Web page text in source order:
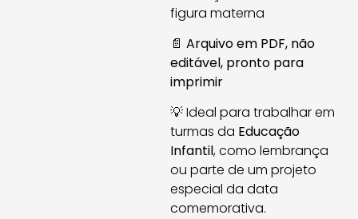
figura materna
📄 Arquivo em PDF, não
editável, pronto para
imprimir
💡 Ideal para trabalhar em
turmas da Educação
Infantil, como lembrança
ou parte de um projeto
especial da data
comemorativa.